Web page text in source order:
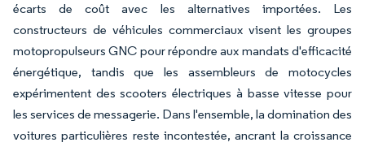
écarts de coût avec les alternatives importées. Les
constructeurs de véhicules commerciaux visent les groupes
motopropulseurs GNC pour répondre aux mandats d'efficacité
énergétique, tandis que les assembleurs de motocycles
expérimentent des scooters électriques à basse vitesse pour
les services de messagerie. Dans l'ensemble, la domination des
voitures particulières reste incontestée, ancrant la croissance